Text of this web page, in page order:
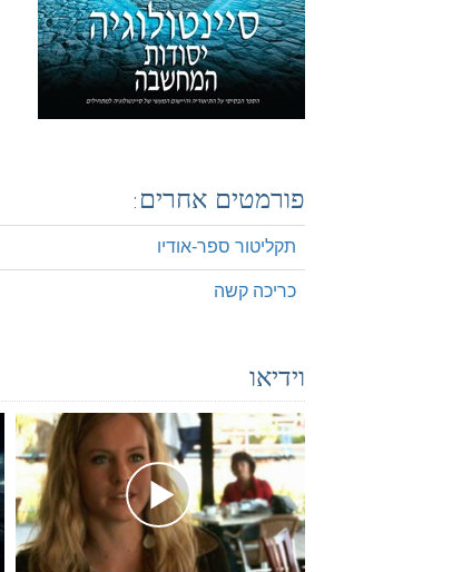
פורמטים אחרים:
תקליטור ספר-אודיו
כריכה קשה
וידיאו